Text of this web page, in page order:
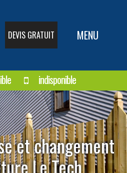
DEVIS GRATUIT MENU
indisponible
et changement
Le Tech